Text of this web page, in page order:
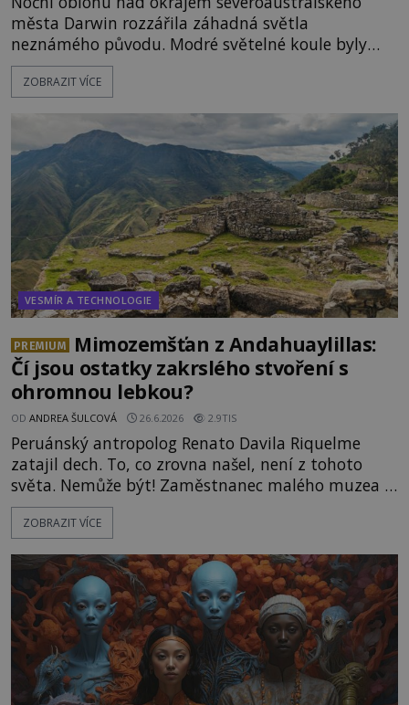
města Darwin rozzářila záhadná světla
neznámého původu. Modré světelné koule byly
viditelné nejméně dvacet minut, během nichž se
opakovaně objevovaly a zase mizely. Svědek, který
mohlo jít o návštěvu ze světa duchů. Záhadný
záznam okamžitě rozpoutal deb
ZOBRAZIT VÍCE
VESMÍR A TECHNOLOGIE
PREMIUM
Mimozemšťan z Andahuaylillas:
Čí jsou ostatky zakrslého stvoření s
ohromnou lebkou?
OD ANDREA ŠULCOVÁ 26.6.2026 2.9TIS
Peruánský antropolog Renato Davila Riquelme
zatajil dech. To, co zrovna našel, není z tohoto
světa. Nemůže být! Zaměstnanec malého muzea v
peruánském městečku Andahuaylillas nedaleko
legendárního Cuzca pomalu sestupuje z posvátné
Právě nalezl ostatky dvou mimozemšťanů! Vědci
nad nálezem kroutí hlavou. Už na
ZOBRAZIT VÍCE